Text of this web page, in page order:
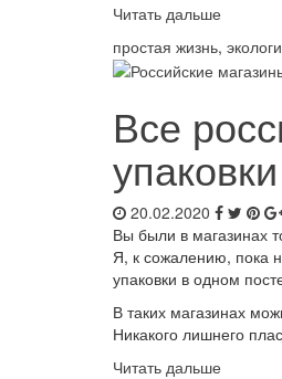
Читать дальше
простая жизнь,
Все
20.02.2020
Вы были в магазинах
Я, к сожалению, пока
упаковки в одном
В таких магазинах
Никакого лишнего
Читать дальше